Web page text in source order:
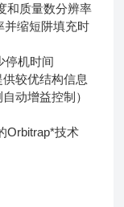
和质量数分辨率
并缩短阱填充时
停机时间
较优结构信息
动增益控制）
Orbitrap*技术